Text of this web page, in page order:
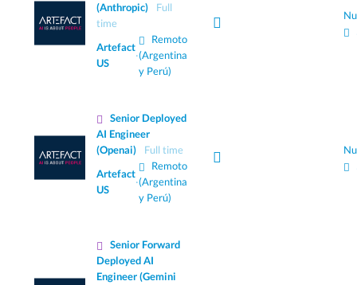
(Anthropic)
Full
time
Artefact
US
·
Remoto
(Argentina
y Perú)
Senior Deployed
AI Engineer
(Openai)
Full time
Artefact
US
·
Remoto
(Argentina
y Perú)
Senior Forward
Deployed AI
Engineer (Gemini